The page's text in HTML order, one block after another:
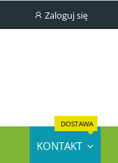
Zaloguj się
KONTAKT
DOSTAWA